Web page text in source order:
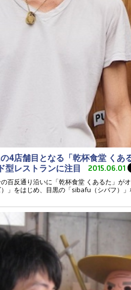
4店舗目となる「乾杯食堂 く
型レストランに注目
2015.06.01
百反通り沿いに「乾杯食堂 くあるた」
）」をはじめ、目黒の「sibafu（シバフ